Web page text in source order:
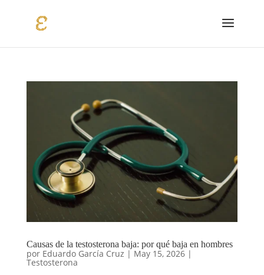
Causas de la testosterona baja: por qué baja en hombres
por Eduardo García Cruz | May 15, 2026|
Testosterona